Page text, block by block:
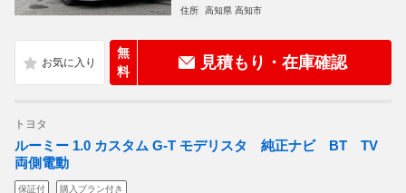
住所
高知県 高知市
無
料
見積もり・在庫確認
トヨタ
ルーミー 1.0 カスタム G-T モデリスタ 純正ナビ BT TV
両側電動
保証付 購入プラン付き